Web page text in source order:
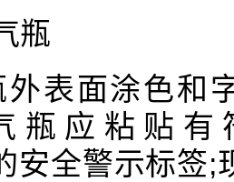
瓶
外表面涂色和
瓶应粘贴
安全警示标签;